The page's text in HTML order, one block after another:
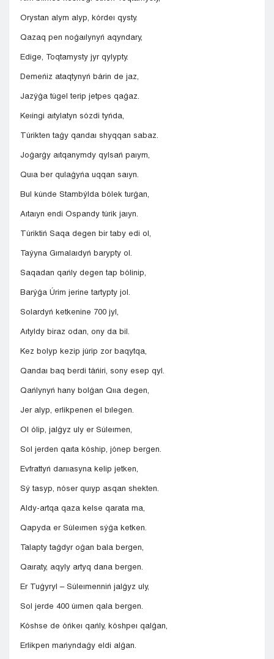
Orystan alym alyp, kórdeı qysty.
Qazaq pen noǵaılynyń aqyndary,
Edige, Toqtamysty jyr qylypty.
Demeńiz ataqtynyń bárin de jaz,
Jazýǵa túgel terip jetpes qaǵaz.
Keıingi aıtylatyn sózdi tyńda,
Túrikten taǵy qandaı shyqqan sabaz.
Joǵarǵy aıtqanymdy qylsań paıym,
Quıa ber qulaǵyńa uqqan saıyn.
Bul kúnde Stambýlda bólek turǵan,
Aıtaıyn endi Ospandy túrik jaıyn.
Túriktiń Saqa degen bir taby edi ol,
Taýyna Gımalaıdyń barypty ol.
Saqadan qańly degen tap bólinip,
Barýǵa Úrim jerine tartypty jol.
Solardyń ketkenine 700 jyl,
Aıtyldy biraz odan, ony da bil.
Kez bolyp kezip júrip zor baqytqa,
Qandaı baq berdi táńiri, sony esep qyl.
Qańlynyń hany bolǵan Qııa degen,
Jer alyp, erlikpenen el bılegen.
Ol ólip, jalǵyz uly er Súleımen,
Sol jerden qaıta kóship, jónep bergen.
Evfrattyń darııasyna kelip jetken,
Sý tasyp, nóser quıyp asqan shekten.
Aldy-artqa qaza kelse qarata ma,
Qapyda er Súleımen sýǵa ketken.
Talapty taǵdyr oǵan bala bergen,
Qaıraty, aqyly artyq dana bergen.
Er Tuǵyryl – Súleımenniń jalǵyz uly,
Sol jerde 400 úımen qala bergen.
Kóshse de óńkeı qańly, kóshpeı qalǵan,
Erlikpen mańyndaǵy eldi alǵan.